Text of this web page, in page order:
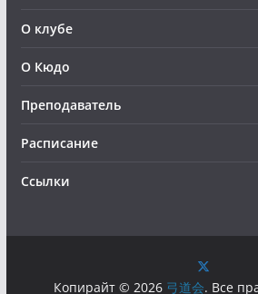
О клубе
О Кюдо
Преподаватель
Расписание
Ссылки
Копирайт © 2026 弓道会. Все